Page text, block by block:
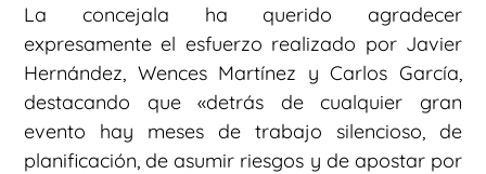
La concejala ha querido agradecer
expresamente el esfuerzo realizado por Javier
Hernández, Wences Martínez y Carlos García,
destacando que «detrás de cualquier gran
evento hay meses de trabajo silencioso, de
planificación, de asumir riesgos y de apostar por